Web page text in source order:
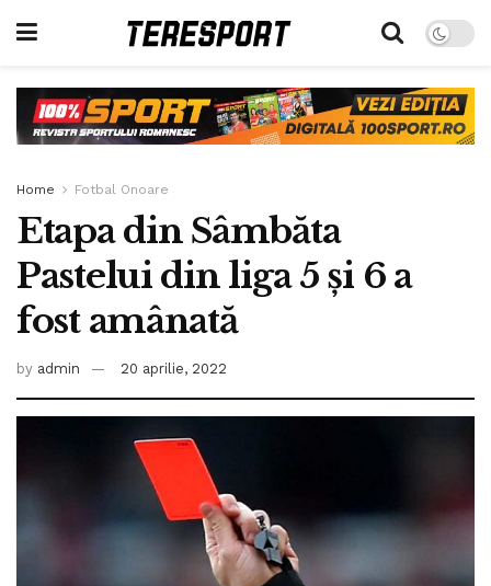
Home Fotbal Onoare
Etapa din Sâmbăta
Pastelui din liga 5 și 6 a
fost amânată
by admin 20 aprilie, 2022